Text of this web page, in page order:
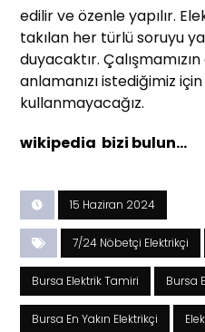
edilir ve özenle yapılır.
takılan her türlü soruyu
duyacaktır.
anlamanızı istediğimiz
kullanmayacağız.
wikipedia bizi bulun…
15 Haziran 2024
7/24 Nöbetçi Elektrikçi
Bursa Elektrik Tamiri Bursa
Bursa En Yakın Elektrikçi